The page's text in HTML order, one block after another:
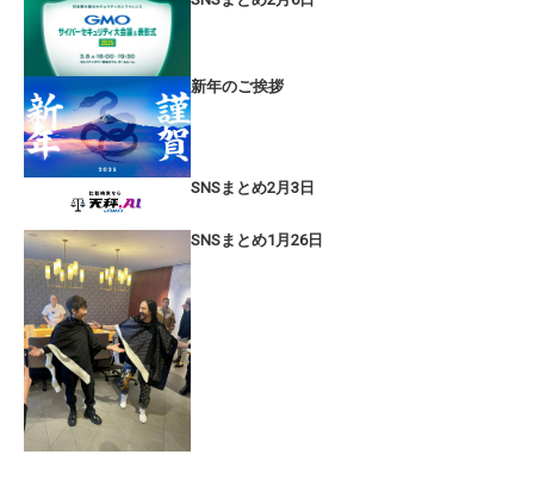
新年のご挨拶
SNSまとめ2月3日
SNSまとめ1月26日